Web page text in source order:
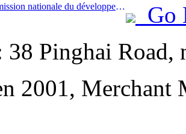
Prev:La Commission nationale du développement et de la réforme a publié le premier lot de 49 destinations sportives de plein air de haute qualité
Go
38 Pinghai Road,
2001, Merchant